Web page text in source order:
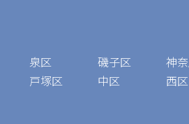
泉区 磯子区 神
戸塚区 中区 西区